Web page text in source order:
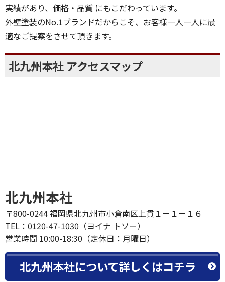
実績があり、価格・品質 にもこだわっています。
外壁塗装のNo.1ブランドだからこそ、お客様一人一人に最
適なご提案をさせて頂きます。
北九州本社 アクセスマップ
北九州本社
〒800-0244 福岡県北九州市小倉南区上貫１－１－１６
TEL：0120-47-1030（ヨイナ トソー）
営業時間 10:00-18:30（定休日：月曜日）
北九州本社について詳しくはコチラ